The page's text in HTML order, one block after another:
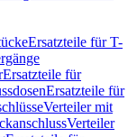
Ersatzteile für T-
Ersatzteile für
Ersatzteile für
Verteiler mit
Verteiler